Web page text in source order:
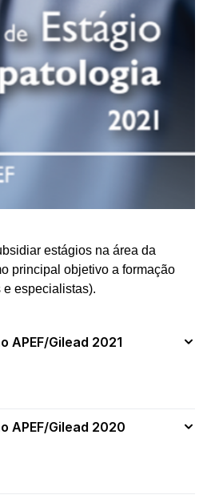
estágios na área da
principal objetivo a formação
e especialistas).
APEF/Gilead 2021
APEF/Gilead 2020